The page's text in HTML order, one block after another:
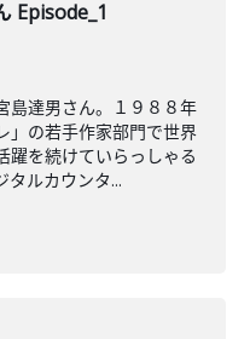
Episode_1
島達男さん。１９８８年
」の若手作家部門で世界
躍を続けていらっしゃる
タルカウンタ...